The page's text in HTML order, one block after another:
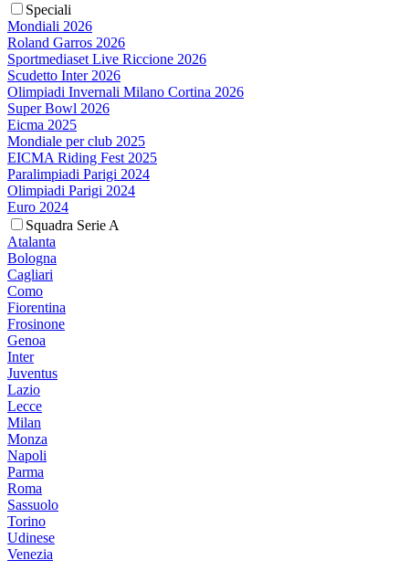
Speciali
Mondiali 2026
Roland Garros 2026
Sportmediaset Live Riccione 2026
Scudetto Inter 2026
Olimpiadi Invernali Milano Cortina 2026
Super Bowl 2026
Eicma 2025
Mondiale per club 2025
EICMA Riding Fest 2025
Paralimpiadi Parigi 2024
Olimpiadi Parigi 2024
Euro 2024
Squadra Serie A
Atalanta
Bologna
Cagliari
Como
Fiorentina
Frosinone
Genoa
Inter
Juventus
Lazio
Lecce
Milan
Monza
Napoli
Parma
Roma
Sassuolo
Torino
Udinese
Venezia